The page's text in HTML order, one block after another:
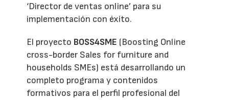
‘Director de ventas online’ para su
implementación con éxito.
El proyecto BOSS4SME (Boosting Online
cross-border Sales for furniture and
households SMEs) está desarrollando un
completo programa y contenidos
formativos para el perfil profesional del